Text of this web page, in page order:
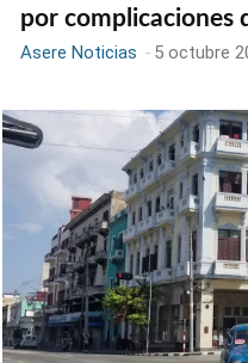
por complicaciones
Asere Noticias - 5 octubre